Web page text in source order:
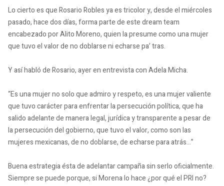
Lo cierto es que Rosario Robles ya es tricolor y, desde el miércoles
pasado, hace dos días, forma parte de este dream team
encabezado por Alito Moreno, quien la presume como una mujer
que tuvo el valor de no doblarse ni echarse pa’ tras.
Y así habló de Rosario, ayer en entrevista con Adela Micha.
“Es una mujer no solo que admiro y respeto, es una mujer valiente
que tuvo carácter para enfrentar la persecución política, que ha
salido adelante de manera legal, jurídica y transparente a pesar de
la persecución del gobierno, que tuvo el valor, como son las
mujeres mexicanas, de no doblarse, de echarse para atrás…”
Buena estrategia ésta de adelantar campaña sin serlo oficialmente.
Siempre se puede porque, si Morena lo hace ¿por qué el PRI no?